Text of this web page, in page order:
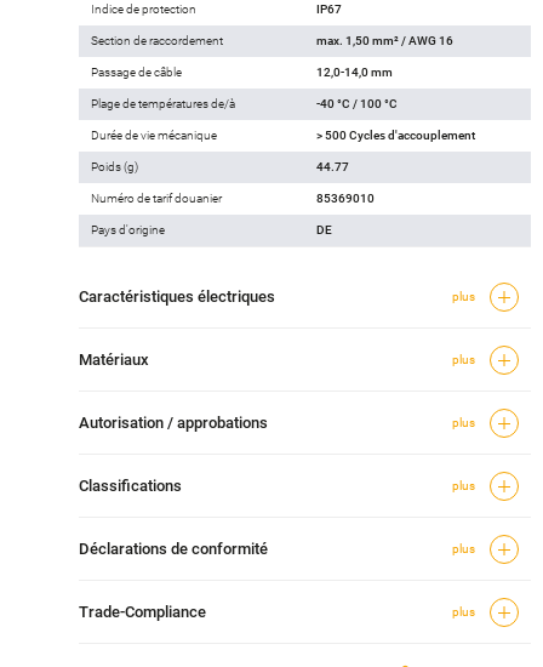
Indice de protection IP67
Section de raccordement max. 1,50 mm² / AWG 16
Passage de câble 12,0-14,0 mm
Plage de températures de/à -40 °C / 100 °C
Durée de vie mécanique > 500 Cycles d'accouplement
Poids (g) 44.77
Numéro de tarif douanier 85369010
Pays d'origine DE
Caractéristiques électriques plus
Matériaux plus
Autorisation / approbations plus
Classifications plus
Déclarations de conformité plus
Trade-Compliance plus